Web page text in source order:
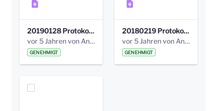
20190128 Protokoll der Projektgruppe Olgäle.pdf
vor 5 Jahren von Anni Schlumberger
GENEHMIGT
20180219 Protokoll der Projektgruppe Olgaele2012.pdf
vor 5 Jahren von Anni Schlumberger
GENEHMIGT